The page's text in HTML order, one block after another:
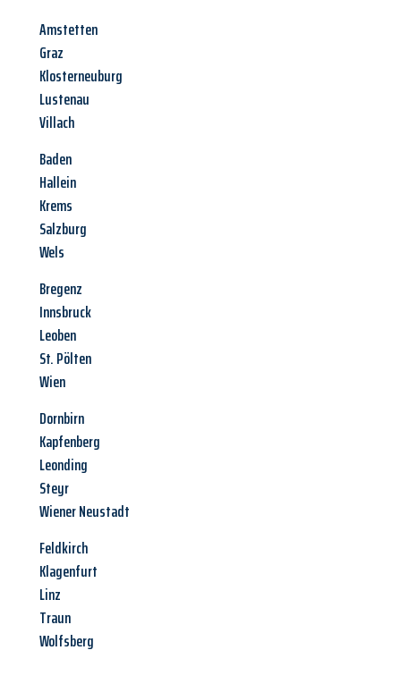
Amstetten
Graz
Klosterneuburg
Lustenau
Villach
Baden
Hallein
Krems
Salzburg
Wels
Bregenz
Innsbruck
Leoben
St. Pölten
Wien
Dornbirn
Kapfenberg
Leonding
Steyr
Wiener Neustadt
Feldkirch
Klagenfurt
Linz
Traun
Wolfsberg